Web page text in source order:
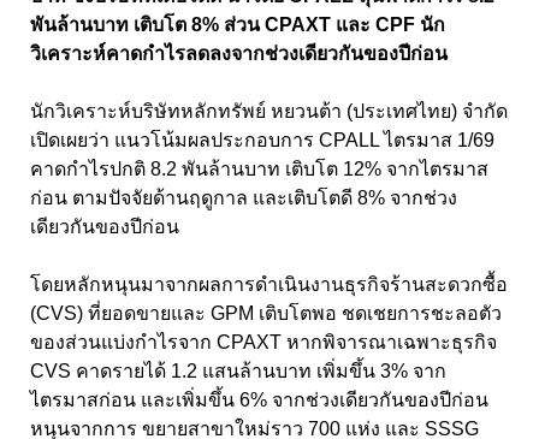
พันล้านบาท เติบโต 8% ส่วน CPAXT และ CPF นัก
วิเคราะห์คาดกำไรลดลงจากช่วงเดียวกันของปีก่อน
นักวิเคราะห์บริษัทหลักทรัพย์ หยวนต้า (ประเทศไทย) จำกัด
เปิดเผยว่า แนวโน้มผลประกอบการ CPALL ไตรมาส 1/69
คาดกำไรปกติ 8.2 พันล้านบาท เติบโต 12% จากไตรมาส
ก่อน ตามปัจจัยด้านฤดูกาล และเติบโตดี 8% จากช่วง
เดียวกันของปีก่อน
โดยหลักหนุนมาจากผลการดำเนินงานธุรกิจร้านสะดวกซื้อ
(CVS) ที่ยอดขายและ GPM เติบโตพอ ชดเชยการชะลอตัว
ของส่วนแบ่งกำไรจาก CPAXT หากพิจารณาเฉพาะธุรกิจ
CVS คาดรายได้ 1.2 แสนล้านบาท เพิ่มขึ้น 3% จาก
ไตรมาสก่อน และเพิ่มขึ้น 6% จากช่วงเดียวกันของปีก่อน
หนุนจากการ ขยายสาขาใหม่ราว 700 แห่ง และ SSSG